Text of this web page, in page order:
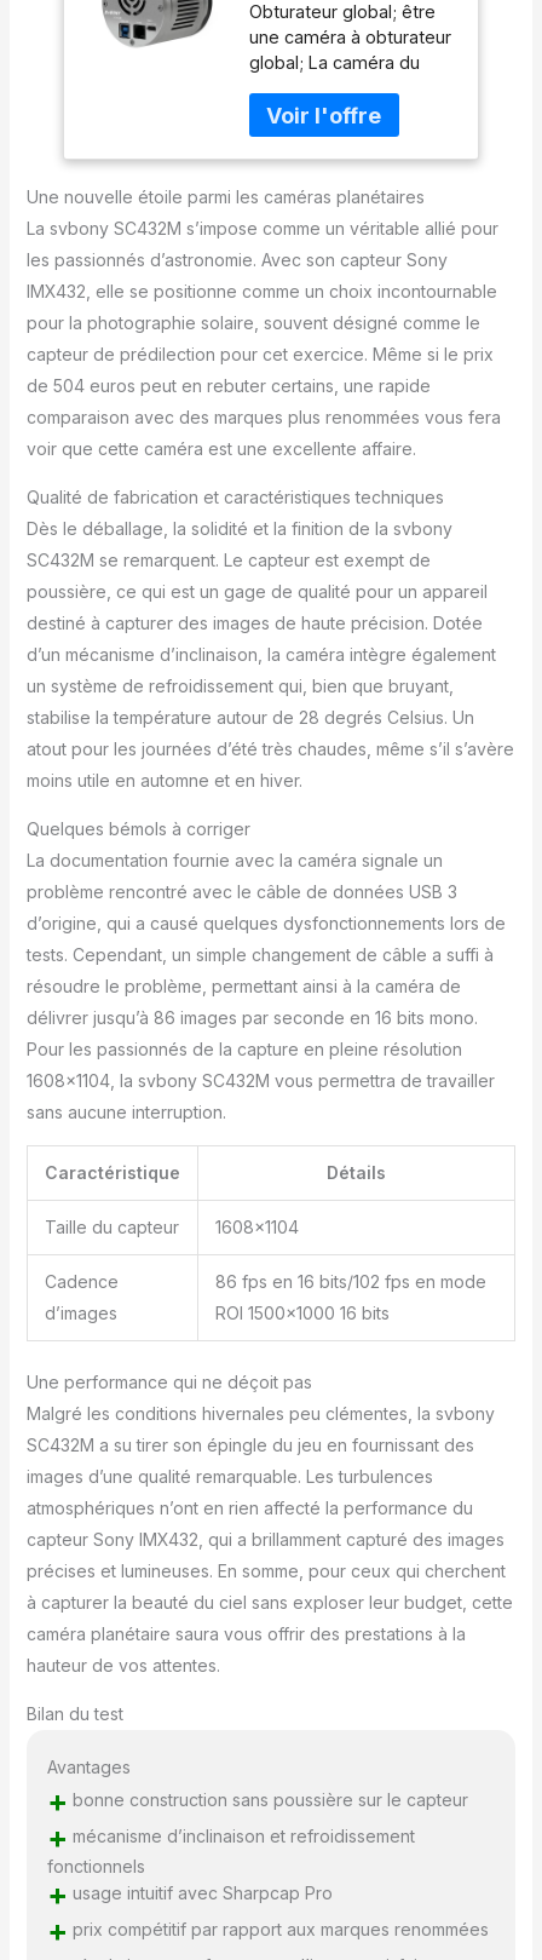
Monochrome
Refroidie, CMOS
IMX432 Caméra
d'astronomie
Obturateur Global
Grands Pixels,
Caméra Oculaire de
Télescope pour la
Photographie
Obturateur global; être
une caméra à obturateur
global; La caméra du
dispose également
d'une fréquence
d'images élevée de 120
par seconde; ce n’est
l’imagerie lunaire;
convient également pour
photographier l'ISS et
d'autres objets en
Grands pixels; ce pixel
de caméra mesure 9μm
x 9μm; avec sa haute
sensibilité; des images
fines et des détails plus
subtils sont possibles;
pleinement confiance
dans ses performances
d’imagerie Cadre de 1,1";
la caméra
SC432M a un grand
format de 1,1"; un champ
de vision plus large; et
une zone plus grande
planétaires actuellement
reconnues; s'il est utilisé
pour prendre des photos
du la lune; c'est
naturellement un meilleur
choix; il peut répondre
aux différents besoins
Refroidissement par
ventilateur; connecté à
une alimentation externe
de la caméra de 5 à 10
degrés pour garantir de
meilleurs effets
d'imagerie HCG; les
capteurs avec HCG
permettent à la caméra
sombres sans se
soucier du bruit qui
affecte la qualité de
l'image Mémoire USB 3.0
et DDR3 de 256 Mo; la
caméra planétaire n'est
plus aussi exigeante en
termes de calcul et offre
toujours d'excellentes
performances même
lorsqu'elle est
se compose de deux
vis; une poussée et une
traction; il dispose d'un
la lumière en éponge
peut bloquer la lumière
Une nouvelle étoile parmi les caméras planétaires
La svbony SC432M s’impose comme un véritable allié pour
les passionnés d’astronomie. Avec son capteur Sony
IMX432, elle se positionne comme un choix incontournable
pour la photographie solaire, souvent désigné comme le
capteur de prédilection pour cet exercice. Même si le prix
de 504 euros peut en rebuter certains, une rapide
comparaison avec des marques plus renommées vous fera
voir que cette caméra est une excellente affaire.
Qualité de fabrication et caractéristiques techniques
Dès le déballage, la solidité et la finition de la svbony
SC432M se remarquent. Le capteur est exempt de
poussière, ce qui est un gage de qualité pour un appareil
destiné à capturer des images de haute précision. Dotée
d’un mécanisme d’inclinaison, la caméra intègre également
un système de refroidissement qui, bien que bruyant,
stabilise la température autour de 28 degrés Celsius. Un
atout pour les journées d’été très chaudes, même s’il s’avère
moins utile en automne et en hiver.
Quelques bémols à corriger
La documentation fournie avec la caméra signale un
problème rencontré avec le câble de données USB 3
d’origine, qui a causé quelques dysfonctionnements lors de
tests. Cependant, un simple changement de câble a suffi à
résoudre le problème, permettant ainsi à la caméra de
délivrer jusqu’à 86 images par seconde en 16 bits mono.
Pour les passionnés de la capture en pleine résolution
1608×1104, la svbony SC432M vous permettra de travailler
sans aucune interruption.
Caractéristique Détails
Taille du capteur 1608×1104
Cadence
d’images
86 fps en 16 bits/102 fps en mode
ROI 1500×1000 16 bits
Une performance qui ne déçoit pas
Malgré les conditions hivernales peu clémentes, la svbony
SC432M a su tirer son épingle du jeu en fournissant des
images d’une qualité remarquable. Les turbulences
atmosphériques n’ont en rien affecté la performance du
capteur Sony IMX432, qui a brillamment capturé des images
précises et lumineuses. En somme, pour ceux qui cherchent
à capturer la beauté du ciel sans exploser leur budget, cette
caméra planétaire saura vous offrir des prestations à la
hauteur de vos attentes.
Bilan du test
Avantages
+ bonne construction sans poussière sur le capteur
+ mécanisme d’inclinaison et refroidissement
fonctionnels
+ usage intuitif avec Sharpcap Pro
+ prix compétitif par rapport aux marques renommées